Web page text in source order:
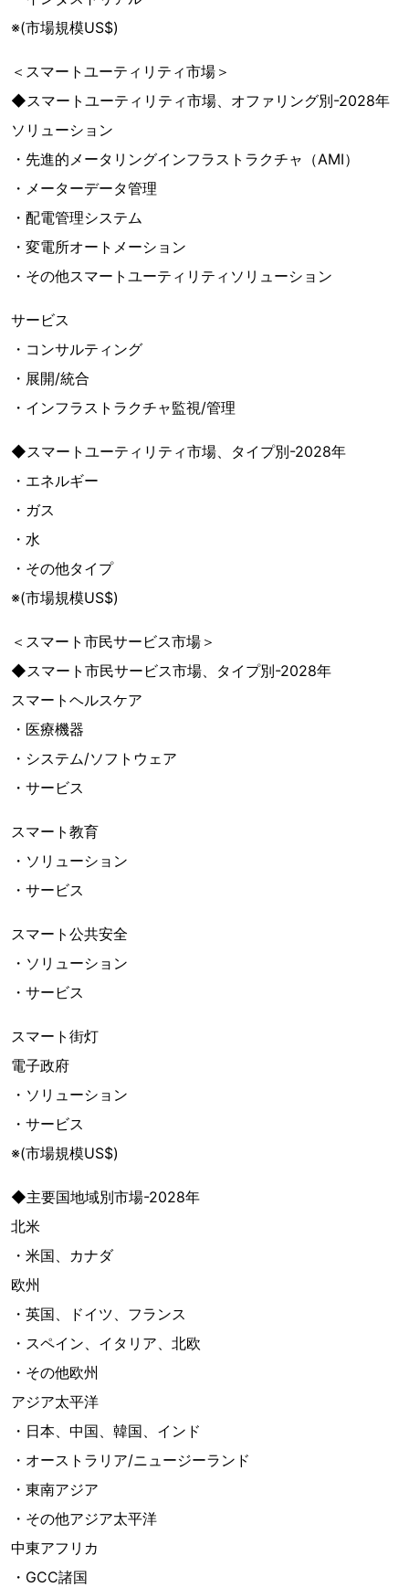
※(市場規模US$)
＜スマートユーティリティ市場＞
◆スマートユーティリティ市場、オファリング別-2028年
ソリューション
・先進的メータリングインフラストラクチャ（AMI）
・メーターデータ管理
・配電管理システム
・変電所オートメーション
・その他スマートユーティリティソリューション
サービス
・コンサルティング
・展開/統合
・インフラストラクチャ監視/管理
◆スマートユーティリティ市場、タイプ別-2028年
・エネルギー
・ガス
・水
・その他タイプ
※(市場規模US$)
＜スマート市民サービス市場＞
◆スマート市民サービス市場、タイプ別-2028年
スマートヘルスケア
・医療機器
・システム/ソフトウェア
・サービス
スマート教育
・ソリューション
・サービス
スマート公共安全
・ソリューション
・サービス
スマート街灯
電子政府
・ソリューション
・サービス
※(市場規模US$)
◆主要国地域別市場-2028年
北米
・米国、カナダ
欧州
・英国、ドイツ、フランス
・スペイン、イタリア、北欧
・その他欧州
アジア太平洋
・日本、中国、韓国、インド
・オーストラリア/ニュージーランド
・東南アジア
・その他アジア太平洋
中東アフリカ
・GCC諸国